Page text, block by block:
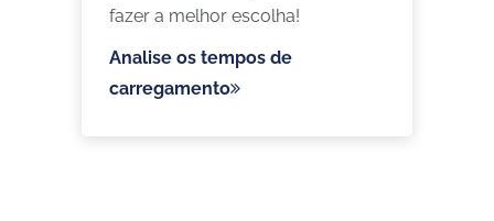
fazer a melhor escolha!
Analise os tempos de
carregamento